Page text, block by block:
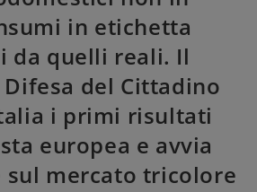
in etichetta
da quelli reali. Il
del Cittadino
i primi risultati
europea e avvia
sul mercato tricolore